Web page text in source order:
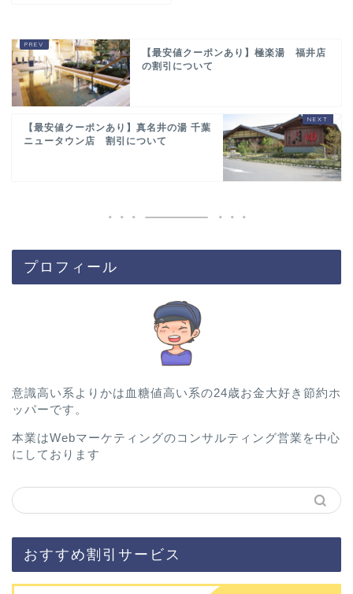
【最安値クーポンあり】極楽湯 福井店
の割引について
【最安値クーポンあり】真名井の湯 千葉
ニュータウン店 割引について
プロフィール
意識高い系よりかは血糖値高い系の24歳お金大好き節約ホ
ッパーです。
本業はWebマーケティングのコンサルティング営業を中心
にしております
おすすめ割引サービス